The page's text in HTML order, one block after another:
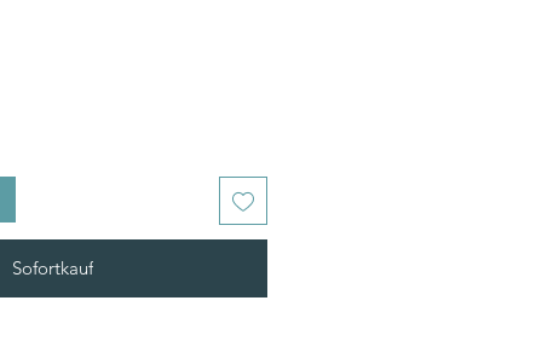
Sofortkauf